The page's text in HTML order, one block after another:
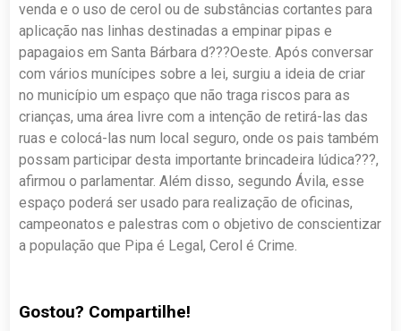
venda e o uso de cerol ou de substâncias cortantes para
aplicação nas linhas destinadas a empinar pipas e
papagaios em Santa Bárbara d???Oeste. Após conversar
com vários munícipes sobre a lei, surgiu a ideia de criar
no município um espaço que não traga riscos para as
crianças, uma área livre com a intenção de retirá-las das
ruas e colocá-las num local seguro, onde os pais também
possam participar desta importante brincadeira lúdica???,
afirmou o parlamentar. Além disso, segundo Ávila, esse
espaço poderá ser usado para realização de oficinas,
campeonatos e palestras com o objetivo de conscientizar
a população que Pipa é Legal, Cerol é Crime.
Gostou? Compartilhe!